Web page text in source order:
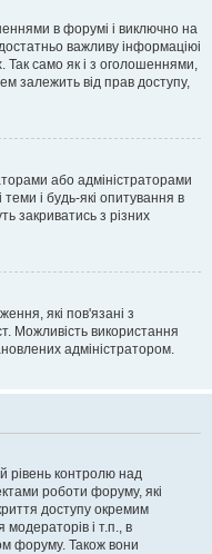
в форумі і виключно на
важливу інформаціюі
Так само як і з оголошеннями,
залежить від прав доступу,
або адміністраторами
і будь-які опитування в
закриватись з різних
які пов'язані з
Можливість використання
адміністратором.
рівень контролю над
роботи форуму, які
доступу окремим
і т.п., в
форуму. Також вони